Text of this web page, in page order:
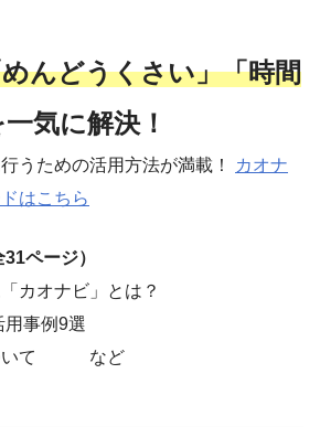
んどうくさい」「時間
一気に解決！
うための活用方法が満載！
カオナ
はこちら
ページ）
カオナビ」とは？
用事例9選
ついて など